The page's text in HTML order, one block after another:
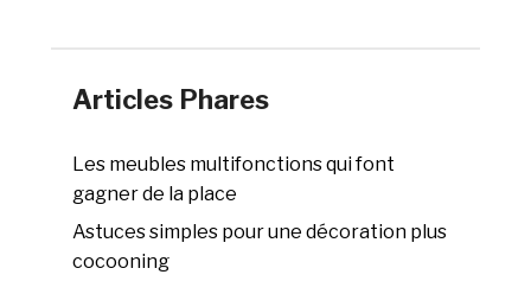
Articles Phares
Les meubles multifonctions qui font
gagner de la place
Astuces simples pour une décoration plus
cocooning